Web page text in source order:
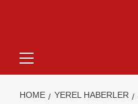
HOME YEREL HABERLER